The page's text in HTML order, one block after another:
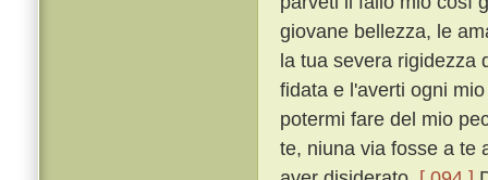
giovane bellezza, le
la tua severa rigidezza
fidata e l'averti ogni
potermi fare del mio
te, niuna via fosse a te